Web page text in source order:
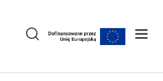
otworzy się w nowym oknie